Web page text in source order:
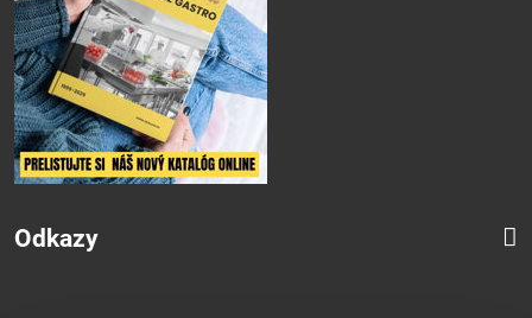
Odkazy